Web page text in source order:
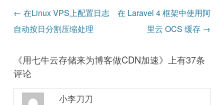
文章导航
← 在Linux VPS上配置日志
自动按日分割压缩处理
在 Laravel 4 框架中使用阿
里云 OCS 缓存 →
《用七牛云存储来为博客做CDN加速》上有37条
评论
小李刀刀